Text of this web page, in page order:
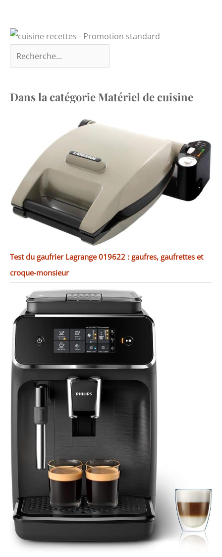
Dans la catégorie Matériel de cuisine
Test du gaufrier Lagrange 019622 : gaufres, gaufrettes et
croque-monsieur